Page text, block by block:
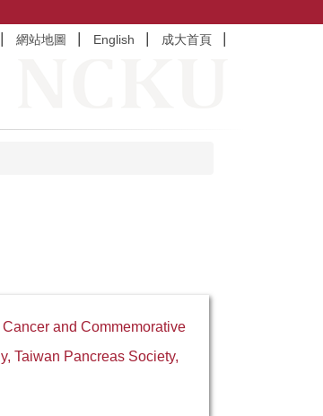
網站地圖 English 成大首頁
and Commemorative
Taiwan Pancreas Society,